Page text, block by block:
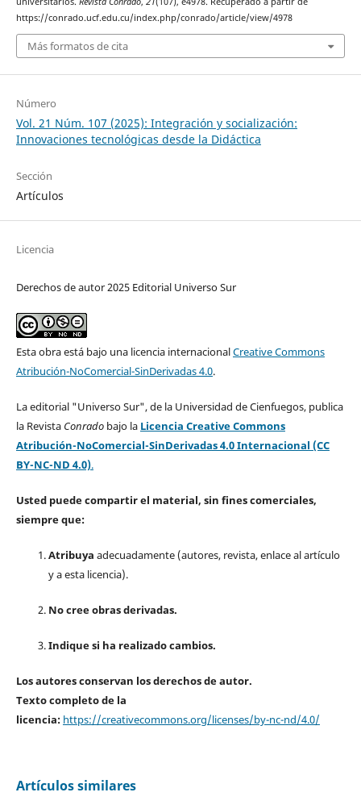
https://conrado.ucf.edu.cu/index.php/conrado/article/view/4978
Más formatos de cita
Número
Vol. 21 Núm. 107 (2025): Integración y socialización:
Innovaciones tecnológicas desde la Didáctica
Sección
Artículos
Licencia
Derechos de autor 2025 Editorial Universo Sur
Esta obra está bajo una licencia internacionalCreative Commons
Atribución-NoComercial-SinDerivadas 4.0.
La editorial "Universo Sur", de la Universidad de Cienfuegos, publica
la Revista Conradobajo la Licencia Creative Commons
Atribución-NoComercial-SinDerivadas 4.0 Internacional (CC
BY-NC-ND 4.0).
Usted puede compartir el material, sin fines comerciales,
siempre que:
Atribuya adecuadamente (autores, revista, enlace al artículo
y a esta licencia).
No cree obras derivadas.
Indique si ha realizado cambios.
Los autores conservan los derechos de autor.
Texto completo de la
licencia: https://creativecommons.org/licenses/by-nc-nd/4.0/
Artículos similares